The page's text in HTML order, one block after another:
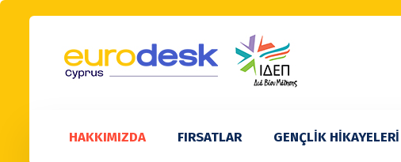
HAKKIMIZDA FIRSATLAR GENÇLİK HİKAYELERİ